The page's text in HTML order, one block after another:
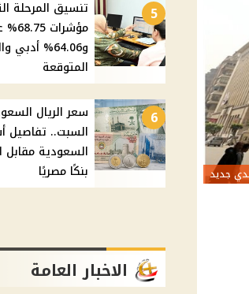
جديد
5
و64.06% أدبي
المتوقعة
6
سعر الريال
السبت.. تفاصيل
بنكًا مصريًا
الاخبار العامة